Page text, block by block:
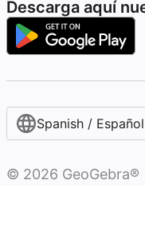
Descarga aquí
Spanish /
© 2026 GeoGebra®